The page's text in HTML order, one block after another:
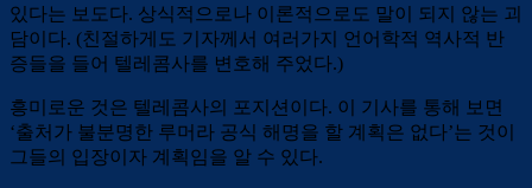
있다는 보도다. 상식적으로나 이론적으로도 말이 되지 않는 괴
담이다. (친절하게도 기자께서 여러가지 언어학적 역사적 반
증들을 들어 텔레콤사를 변호해 주었다.)
흥미로운 것은 텔레콤사의 포지션이다. 이 기사를 통해 보면
‘출처가 불분명한 루머라 공식 해명을 할 계획은 없다’는 것이
그들의 입장이자 계획임을 알 수 있다.